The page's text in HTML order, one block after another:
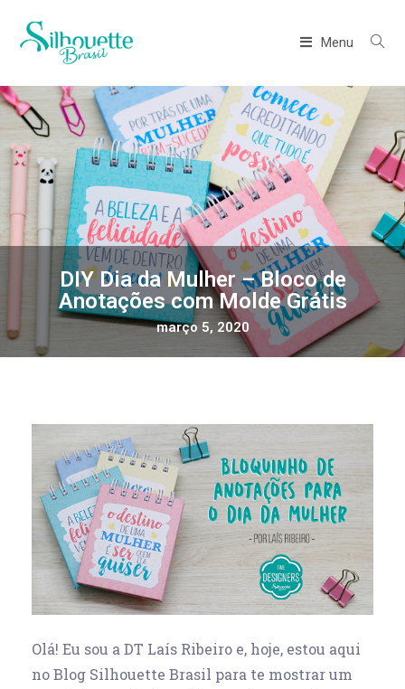
Menu
DIY Dia da Mulher – Bloco de
Anotações com Molde Grátis
março 5, 2020
Olá! Eu sou a DT Laís Ribeiro e, hoje, estou aqui
no Blog Silhouette Brasil para te mostrar um